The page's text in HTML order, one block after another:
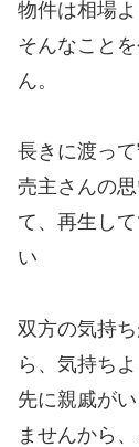
物件は相場
そんなこと
ん。
長きに渡っ
売主さんの
て、再生し
い
双方の気持
ら、気持ち
先に親戚が
ませんから